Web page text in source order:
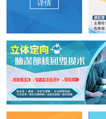
详情